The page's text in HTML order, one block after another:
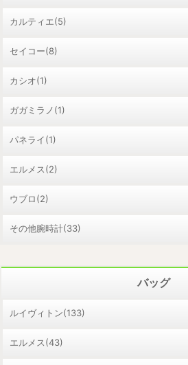
カルティエ(5)
セイコー(8)
カシオ(1)
ガガミラノ(1)
パネライ(1)
エルメス(2)
ウブロ(2)
その他腕時計(33)
バッグ
ルイヴィトン(133)
エルメス(43)